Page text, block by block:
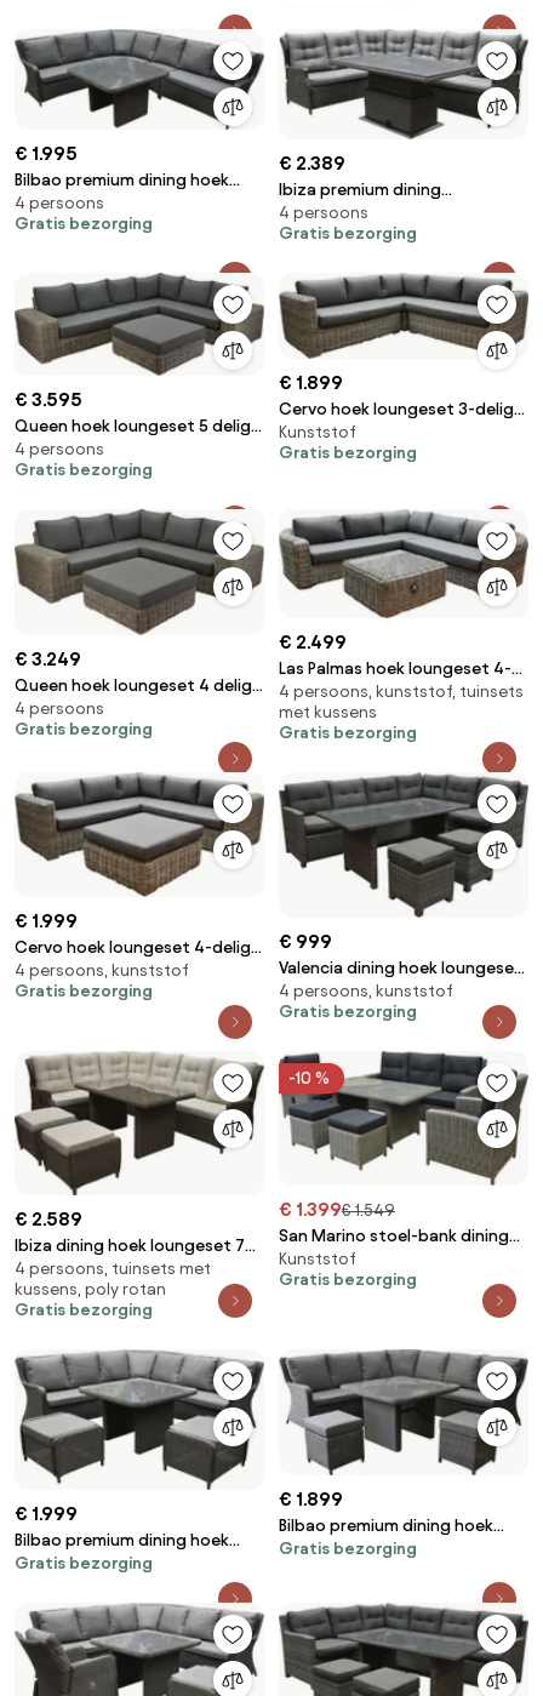
€ 1.995
Bilbao premium dining hoek
loungeset 5 delig antraciet
wicker
4 persoons
Gratis bezorging
€ 2.389
Ibiza premium dining
verstelbare hoek loungeset 5
delig antraciet met verstelbare
4 persoons
Gratis bezorging
€ 3.595
Queen hoek loungeset 5 delig
grijs wicker
4 persoons
Gratis bezorging
€ 1.899
Cervo hoek loungeset 3-delig
grijs wicker
Kunststof
Gratis bezorging
€ 3.249
Queen hoek loungeset 4 delig
grijs wicker
4 persoons
Gratis bezorging
€ 2.499
Las Palmas hoek loungeset 4-
delig grijs wicker
4 persoons, kunststof, tuinsets
met kussens
Gratis bezorging
€ 1.999
Cervo hoek loungeset 4-delig
grijs wicker
4 persoons, kunststof
Gratis bezorging
€ 999
Valencia dining hoek loungeset
5-delig rechts antraciet wicker
4 persoons, kunststof
Gratis bezorging
€ 2.589
Ibiza dining hoek loungeset 7
delig verstelbaar bruin wicker |
naturel mixed weave kussens
4 persoons, tuinsets met
kussens, poly rotan
Gratis bezorging
-10 %
€ 1.399€ 1.549
San Marino stoel-bank dining
loungeset verstelbaar 6-delig
grijs
Kunststof
Gratis bezorging
€ 1.999
Bilbao premium dining hoek
loungeset 6 delig antraciet
Gratis bezorging
€ 1.899
Bilbao premium dining hoek
loungeset 6 delig antraciet
Gratis bezorging